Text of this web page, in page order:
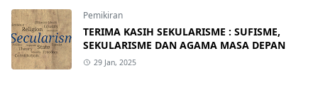
Pemikiran
TERIMA KASIH SEKULARISME : SUFISME,
SEKULARISME DAN AGAMA MASA DEPAN
29 Jan, 2025